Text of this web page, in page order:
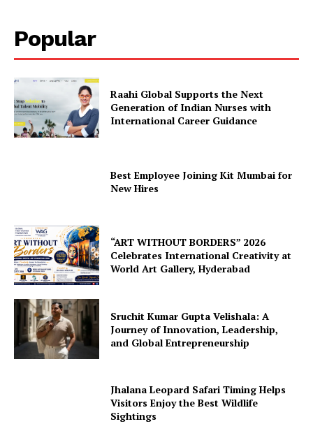
Popular
Raahi Global Supports the Next
Generation of Indian Nurses with
International Career Guidance
Best Employee Joining Kit Mumbai for
New Hires
“ART WITHOUT BORDERS” 2026
Celebrates International Creativity at
World Art Gallery, Hyderabad
Sruchit Kumar Gupta Velishala: A
Journey of Innovation, Leadership,
and Global Entrepreneurship
Jhalana Leopard Safari Timing Helps
Visitors Enjoy the Best Wildlife
Sightings